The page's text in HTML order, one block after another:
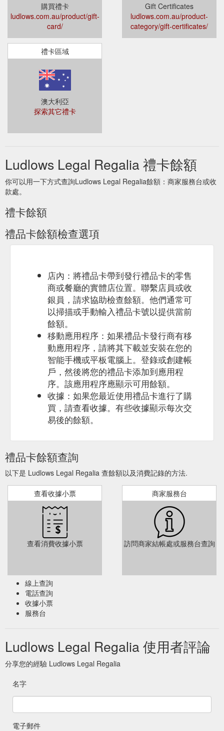
購買禮卡
ludlows.com.au/product/gift-
card/
Gift Certificates
ludlows.com.au/product-
category/gift-certificates/
禮卡區域
澳大利亞
探索其它禮卡
Ludlows Legal Regalia 禮卡餘額
你可以用一下方式查詢Ludlows Legal Regalia餘額：商家服務台或收
款處。
禮卡餘額
禮品卡餘額檢查選項
店內：將禮品卡帶到發行禮品卡的零售
商或餐廳的實體店位置。聯繫店員或收
銀員，請求協助檢查餘額。他們通常可
以掃描或手動輸入禮品卡號以提供當前
餘額。
移動應用程序：如果禮品卡發行商有移
動應用程序，請將其下載並安裝在您的
智能手機或平板電腦上。登錄或創建帳
戶，然後將您的禮品卡添加到應用程
序。該應用程序應顯示可用餘額。
收據：如果您最近使用禮品卡進行了購
買，請查看收據。有些收據顯示每次交
易後的餘額。
禮品卡餘額查詢
以下是 Ludlows Legal Regalia 查餘額以及消費記錄的方法.
查看收據小票
查看消費收據小票
商家服務台
訪問商家結帳處或服務台查詢
線上查詢
電話查詢
收據小票
服務台
Ludlows Legal Regalia 使用者評論
分享您的經驗 Ludlows Legal Regalia
名字
電子郵件